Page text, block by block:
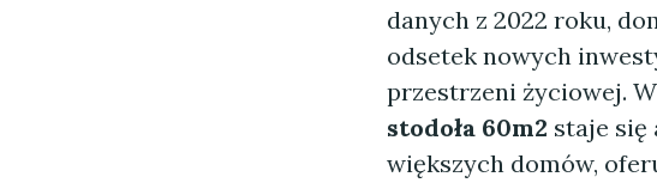
danych z 2022 roku,
odsetek nowych
przestrzeni życiowej.
stodoła 60m2 staje
większych domów,